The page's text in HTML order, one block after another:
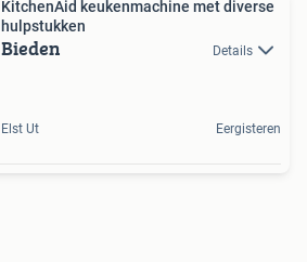
KitchenAid keukenmachine met diverse
hulpstukken
Bieden Details
Elst Ut Eergisteren